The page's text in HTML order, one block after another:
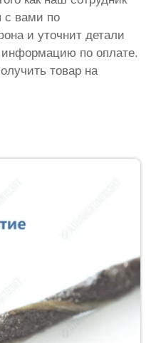
с вами по
и уточнит детали
информацию по оплате.
товар на